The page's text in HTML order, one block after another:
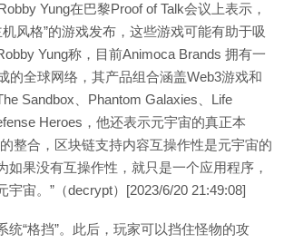
Yung在巴黎Proof of Talk会议上表示，
风格”的游戏发布，这些游戏可能有助于吸
Yung称，目前Animoca Brands 拥有一
的全球网络，其产品组合涵盖Web3游戏和
Sandbox、Phantom Galaxies、Life
Heroes，他还表示元宇宙的真正本
整合，区块链支持内容互操作性是元宇宙的
如果没有互操作性，就只是一个应用程序，
宇宙。”（decrypt）[2023/6/20 21:49:08]
统“格挡”。此后，玩家可以挡住怪物的攻